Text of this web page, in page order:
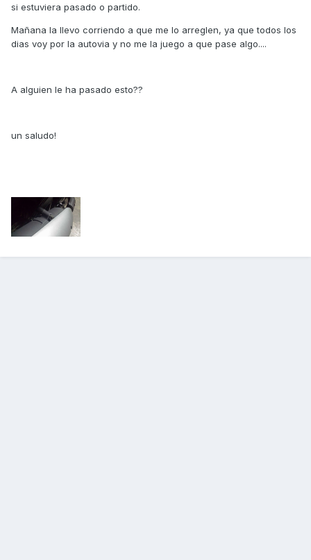
si estuviera pasado o partido.
Mañana la llevo corriendo a que me lo arreglen, ya que todos los
dias voy por la autovia y no me la juego a que pase algo....
A alguien le ha pasado esto??
un saludo!